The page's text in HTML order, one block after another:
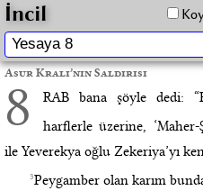
İncil
Asur Kralı’nın Saldırısı
8
RAB bana şöyle dedi:
harflerle üzerine, ‘Maher-
ile Yeverekya oğlu Zekeriya’yı
3Peygamber olan karım